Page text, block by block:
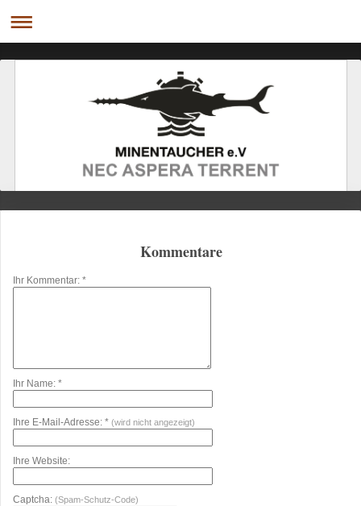
Kommentare
Ihr Kommentar: *
Ihr Name: *
Ihre E-Mail-Adresse: * (wird nicht angezeigt)
Ihre Website:
Captcha: (Spam-Schutz-Code)